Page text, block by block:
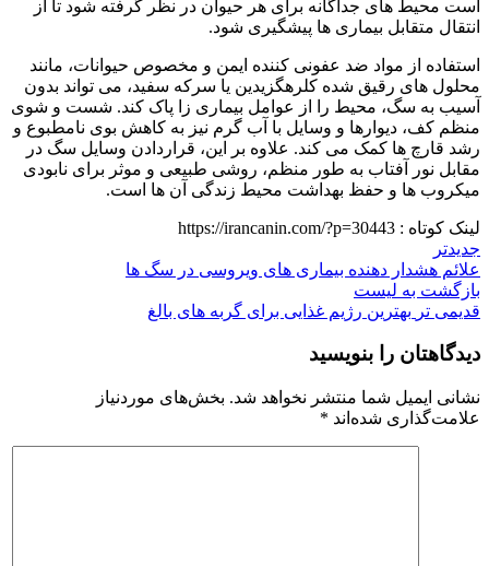
است محیط‌ های جداگانه برای هر حیوان در نظر گرفته شود تا از
انتقال متقابل بیماری‌ ها پیشگیری شود.
استفاده از مواد ضد عفونی‌ کننده‌ ایمن و مخصوص حیوانات، مانند
محلول‌ های رقیق‌ شده‌ کلرهگزیدین یا سرکه سفید، می‌ تواند بدون
آسیب به سگ، محیط را از عوامل بیماری‌ زا پاک کند. شست‌ و شوی
منظم کف، دیوارها و وسایل با آب گرم نیز به کاهش بوی نامطبوع و
رشد قارچ‌ ها کمک می‌ کند. علاوه بر این، قراردادن وسایل سگ در
مقابل نور آفتاب به‌ طور منظم، روشی طبیعی و موثر برای نابودی
میکروب‌ ها و حفظ بهداشت محیط زندگی آن ها است.
لینک کوتاه : https://irancanin.com/?p=30443
جدیدتر
علائم هشدار دهنده بیماری‌ های ویروسی در سگ ها
بازگشت به لیست
قدیمی تر بهترین رژیم غذایی برای گربه‌ های بالغ
دیدگاهتان را بنویسید
نشانی ایمیل شما منتشر نخواهد شد. بخش‌های موردنیاز
علامت‌گذاری شده‌اند *